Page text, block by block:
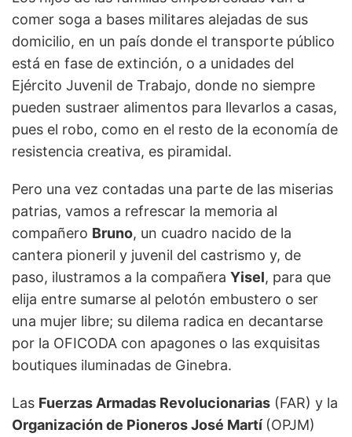
comer soga a bases militares alejadas de sus
domicilio, en un país donde el transporte público
está en fase de extinción, o a unidades del
Ejército Juvenil de Trabajo, donde no siempre
pueden sustraer alimentos para llevarlos a casas,
pues el robo, como en el resto de la economía de
resistencia creativa, es piramidal.
Pero una vez contadas una parte de las miserias
patrias, vamos a refrescar la memoria al
compañero Bruno, un cuadro nacido de la
cantera pioneril y juvenil del castrismo y, de
paso, ilustramos a la compañera Yisel, para que
elija entre sumarse al pelotón embustero o ser
una mujer libre; su dilema radica en decantarse
por la OFICODA con apagones o las exquisitas
boutiques iluminadas de Ginebra.
Las Fuerzas Armadas Revolucionarias (FAR) y la
Organización de Pioneros José Martí (OPJM)